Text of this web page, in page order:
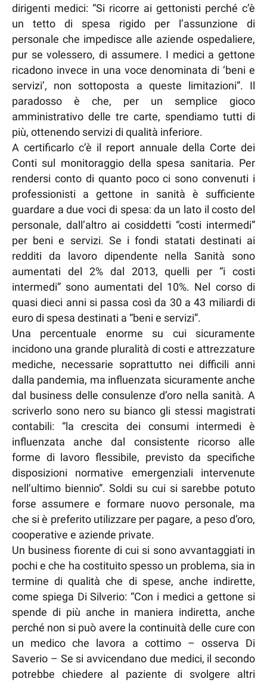
dirigenti medici: “Si ricorre ai gettonisti perché c’è
un tetto di spesa rigido per l’assunzione di
personale che impedisce alle aziende ospedaliere,
pur se volessero, di assumere. I medici a gettone
ricadono invece in una voce denominata di ‘beni e
servizi’, non sottoposta a queste limitazioni”. Il
paradosso è che, per un semplice gioco
amministrativo delle tre carte, spendiamo tutti di
più, ottenendo servizi di qualità inferiore.
A certificarlo c’è il report annuale della Corte dei
Conti sul monitoraggio della spesa sanitaria. Per
rendersi conto di quanto poco ci sono convenuti i
professionisti a gettone in sanità è sufficiente
guardare a due voci di spesa: da un lato il costo del
personale, dall’altro ai cosiddetti “costi intermedi”
per beni e servizi. Se i fondi statati destinati ai
redditi da lavoro dipendente nella Sanità sono
aumentati del 2% dal 2013, quelli per “i costi
intermedi” sono aumentati del 10%. Nel corso di
quasi dieci anni si passa così da 30 a 43 miliardi di
euro di spesa destinati a “beni e servizi”.
Una percentuale enorme su cui sicuramente
incidono una grande pluralità di costi e attrezzature
mediche, necessarie soprattutto nei difficili anni
dalla pandemia, ma influenzata sicuramente anche
dal business delle consulenze d’oro nella sanità. A
scriverlo sono nero su bianco gli stessi magistrati
contabili: “la crescita dei consumi intermedi è
influenzata anche dal consistente ricorso alle
forme di lavoro flessibile, previsto da specifiche
disposizioni normative emergenziali intervenute
nell’ultimo biennio”. Soldi su cui si sarebbe potuto
forse assumere e formare nuovo personale, ma
che si è preferito utilizzare per pagare, a peso d’oro,
cooperative e aziende private.
Un business fiorente di cui si sono avvantaggiati in
pochi e che ha costituito spesso un problema, sia in
termine di qualità che di spese, anche indirette,
come spiega Di Silverio: “Con i medici a gettone si
spende di più anche in maniera indiretta, anche
perché non si può avere la continuità delle cure con
un medico che lavora a cottimo – osserva Di
Saverio – Se si avvicendano due medici, il secondo
potrebbe chiedere al paziente di svolgere altri